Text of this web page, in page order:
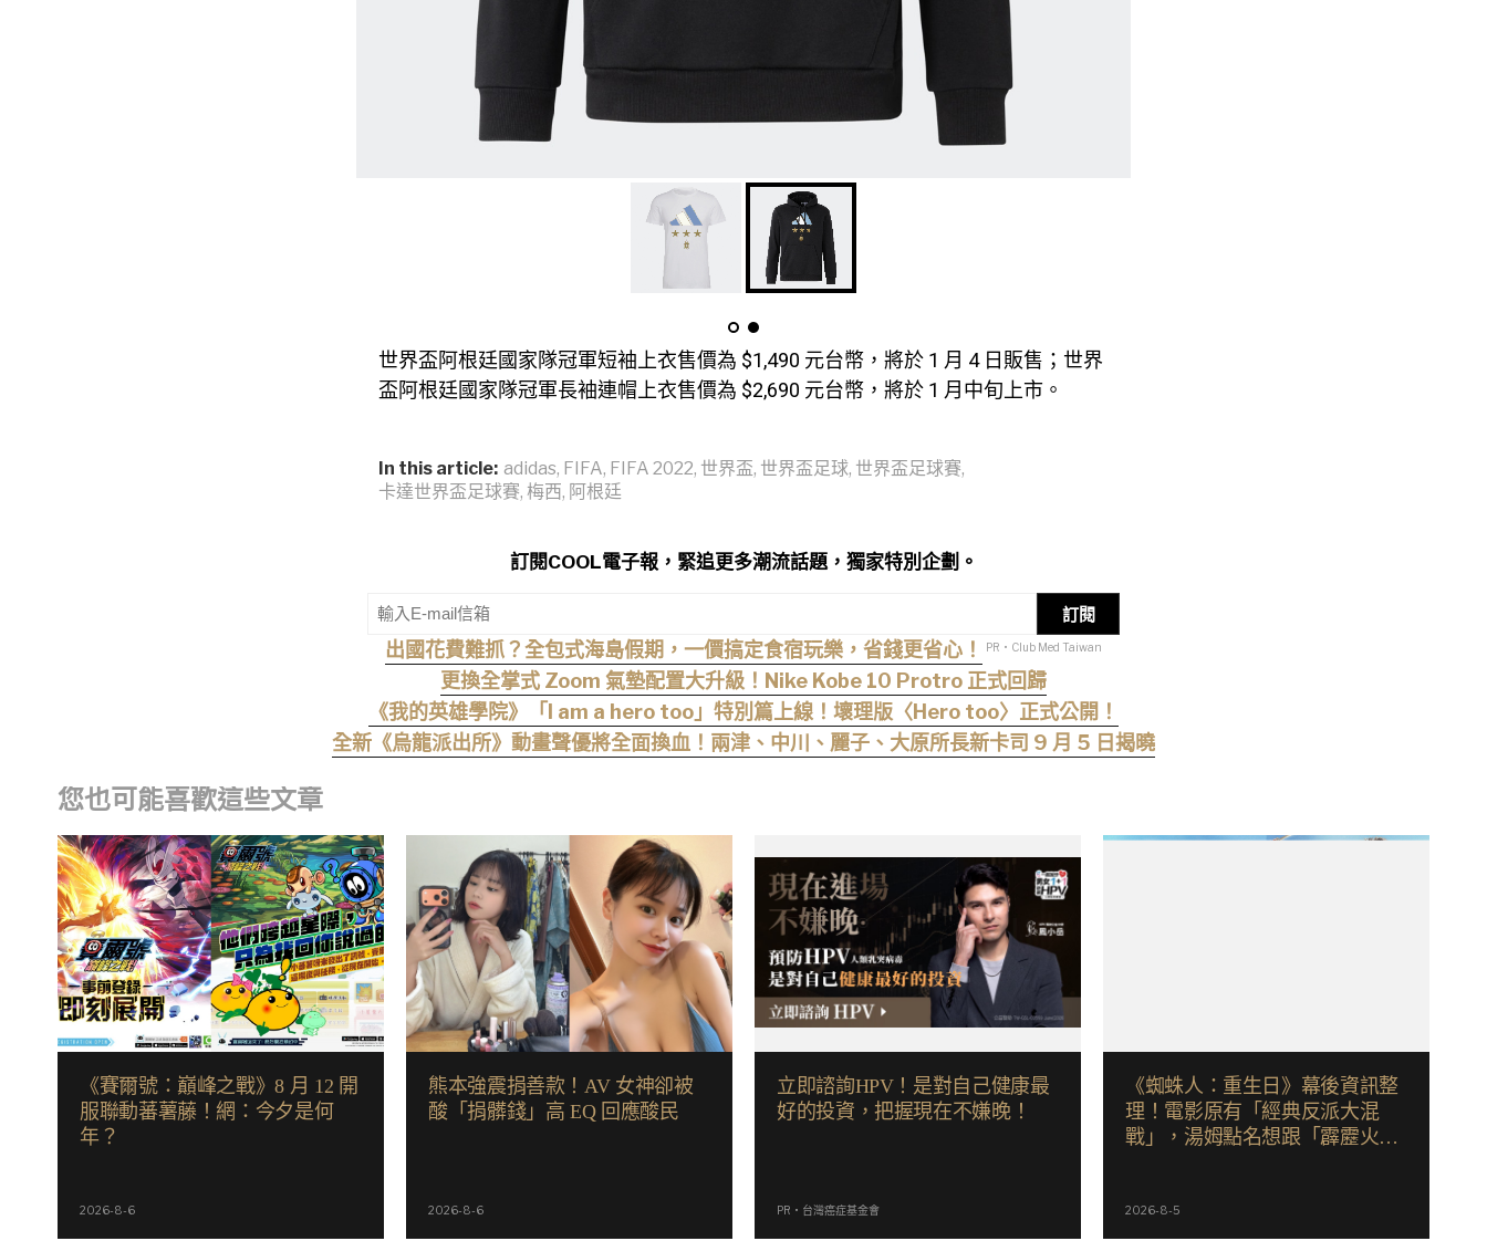
世界盃阿根廷國家隊冠軍短袖上衣售價為 $1,490 元台幣，將於 1 月 4 日販售；世界
盃阿根廷國家隊冠軍長袖連帽上衣售價為 $2,690 元台幣，將於 1 月中旬上市。
In this article: adidas, FIFA, FIFA 2022, 世界盃, 世界盃足球, 世界盃足球賽,
卡達世界盃足球賽, 梅西, 阿根廷
訂閱COOL電子報，緊追更多潮流話題，獨家特別企劃。
訂閱
出國花費難抓？全包式海島假期，一價搞定食宿玩樂，省錢更省心！ PR・Club Med Taiwan
更換全掌式 Zoom 氣墊配置大升級！Nike Kobe 10 Protro 正式回歸
《我的英雄學院》「I am a hero too」特別篇上線！壞理版〈Hero too〉正式公開！
全新《烏龍派出所》動畫聲優將全面換血！兩津、中川、麗子、大原所長新卡司 9 月 5 日揭曉
您也可能喜歡這些文章
《賽爾號：巔峰之戰》8 月 12 開
服聯動蕃薯藤！網：今夕是何
年？
2026-8-6
熊本強震捐善款！AV 女神卻被
酸「捐髒錢」高 EQ 回應酸民
2026-8-6
立即諮詢HPV！是對自己健康最
好的投資，把握現在不嫌晚！
PR・台灣癌症基金會
《蜘蛛人：重生日》幕後資訊整
理！電影原有「經典反派大混
戰」，湯姆點名想跟「霹靂火」
2026-8-5